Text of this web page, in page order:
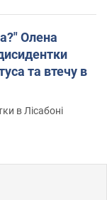
Олена
та втечу в
в Лісабоні